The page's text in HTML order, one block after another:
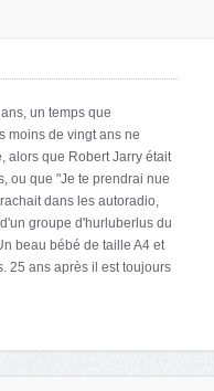
un temps que
moins de vingt ans ne
alors que Robert Jarry était
ou que "Je te prendrai nue
dans les autoradio,
groupe d'hurluberlus du
beau bébé de taille A4 et
25 ans après il est toujours